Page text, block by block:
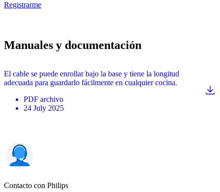
Registrarme
Manuales y documentación
El cable se puede enrollar bajo la base y tiene la longitud
adecuada para guardarlo fácilmente en cualquier cocina.
PDF archivo
24 July 2025
Contacto con Philips